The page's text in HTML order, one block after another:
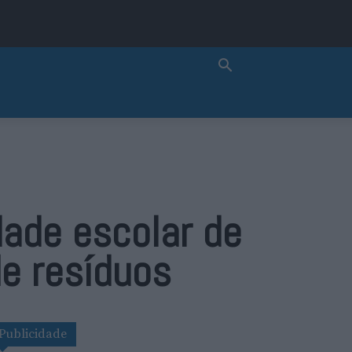
escolar de
resíduos
Publicidade